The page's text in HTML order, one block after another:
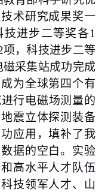
术研究成果奖一
进步二等奖各1
项，科技进步二等
采集站成功完成
为全球第四个有
行电磁场测量的
震立体探测装备
应用，填补了我
据的空白。实验
高水平人才队伍
技领军人才、山